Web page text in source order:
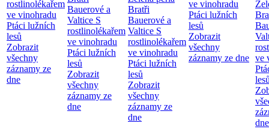
rostlinolékařem
ve vinohradu
Ptáci lužních
lesů
Zobrazit
všechny
záznamy ze
dne
Bauerové a
Valtice S
rostlinolékařem
ve vinohradu
Ptáci lužních
lesů
Zobrazit
všechny
záznamy ze
dne
Bratři
Bauerové a
Valtice S
rostlinolékařem
ve vinohradu
Ptáci lužních
lesů
Zobrazit
všechny
záznamy ze
dne
ve vinohradu
Ptáci lužních
lesů
Zobrazit
všechny
záznamy ze dne ve
dne